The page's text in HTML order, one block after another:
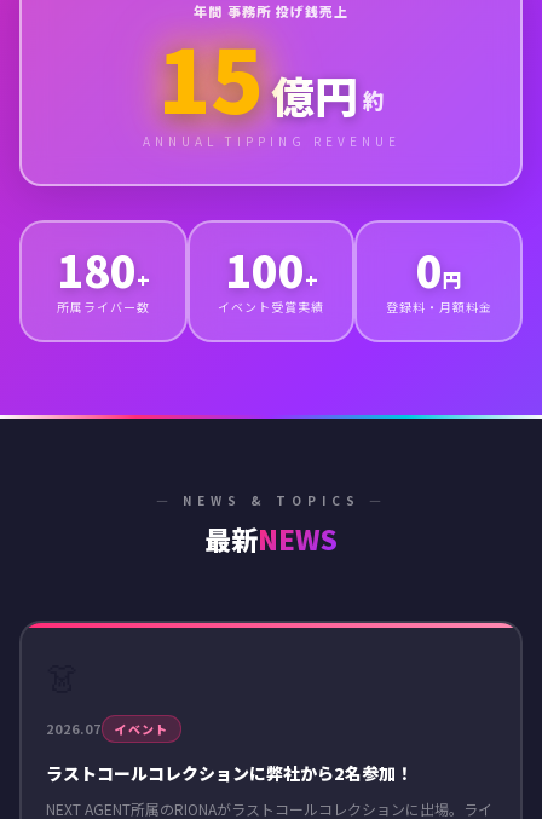
年間 事務所 投げ銭売上
15億円約
ANNUAL TIPPING REVENUE
180+
所属ライバー数
100+
イベント受賞実績
0円
登録料・月額料金
— NEWS & TOPICS —
最新NEWS
2026.07 イベント
ラストコールコレクションに弊社から2名参加！
NEXT AGENT所属のRIONAがラストコールコレクションに出場。ライ